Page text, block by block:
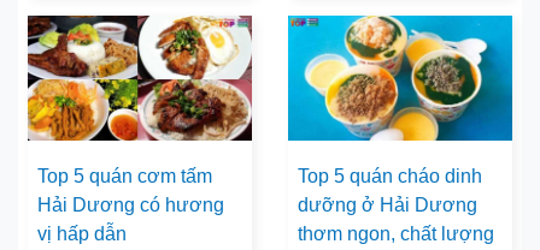
Top 5 quán cơm tấm
Hải Dương có hương
vị hấp dẫn
Top 5 quán cháo dinh
dưỡng ở Hải Dương
thơm ngon, chất lượng